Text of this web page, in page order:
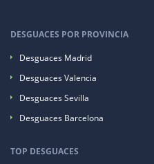
DESGUACES POR PROVINCIA
Desguaces Madrid
Desguaces Valencia
Desguaces Sevilla
Desguaces Barcelona
TOP DESGUACES